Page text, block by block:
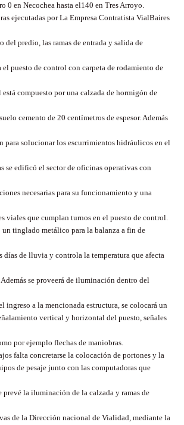
0 en Necochea hasta el140 en Tres Arroyo.
ejecutadas por La Empresa Contratista VialBaires
del predio, las ramas de entrada y salida de
el puesto de control con carpeta de rodamiento de
compuesto por una calzada de hormigón de
cemento de 20 centímetros de espesor. Además
para solucionar los escurrimientos hidráulicos en el
se edificó el sector de oficinas operativas con
necesarias para su funcionamiento y una
viales que cumplan turnos en el puesto de control.
un tinglado metálico para la balanza a fin de
días de lluvia y controla la temperatura que afecta
se proveerá de iluminación dentro del
ingreso a la mencionada estructura, se colocará un
vertical y horizontal del puesto, señales
por ejemplo flechas de maniobras.
falta concretarse la colocación de portones y la
de pesaje junto con las computadoras que
prevé la iluminación de la calzada y ramas de
de la Dirección nacional de Vialidad, mediante la